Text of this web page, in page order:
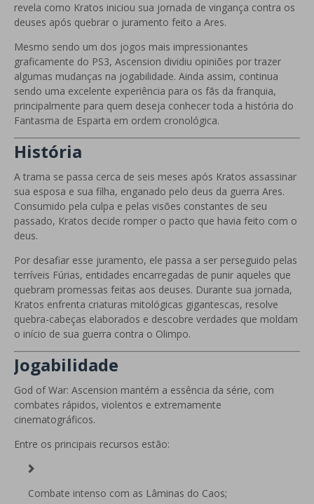
revela como Kratos iniciou sua jornada de vingança contra os
deuses após quebrar o juramento feito a Ares.
Mesmo sendo um dos jogos mais impressionantes
graficamente do PS3, Ascension dividiu opiniões por trazer
algumas mudanças na jogabilidade. Ainda assim, continua
sendo uma excelente experiência para os fãs da franquia,
principalmente para quem deseja conhecer toda a história do
Fantasma de Esparta em ordem cronológica.
História
A trama se passa cerca de seis meses após Kratos assassinar
sua esposa e sua filha, enganado pelo deus da guerra Ares.
Consumido pela culpa e pelas visões constantes de seu
passado, Kratos decide romper o pacto que havia feito com o
deus.
Por desafiar esse juramento, ele passa a ser perseguido pelas
terríveis Fúrias, entidades encarregadas de punir aqueles que
quebram promessas feitas aos deuses. Durante sua jornada,
Kratos enfrenta criaturas mitológicas gigantescas, resolve
quebra-cabeças elaborados e descobre verdades que moldam
o início de sua guerra contra o Olimpo.
Jogabilidade
God of War: Ascension mantém a essência da série, com
combates rápidos, violentos e extremamente
cinematográficos.
Entre os principais recursos estão:
Combate intenso com as Lâminas do Caos;